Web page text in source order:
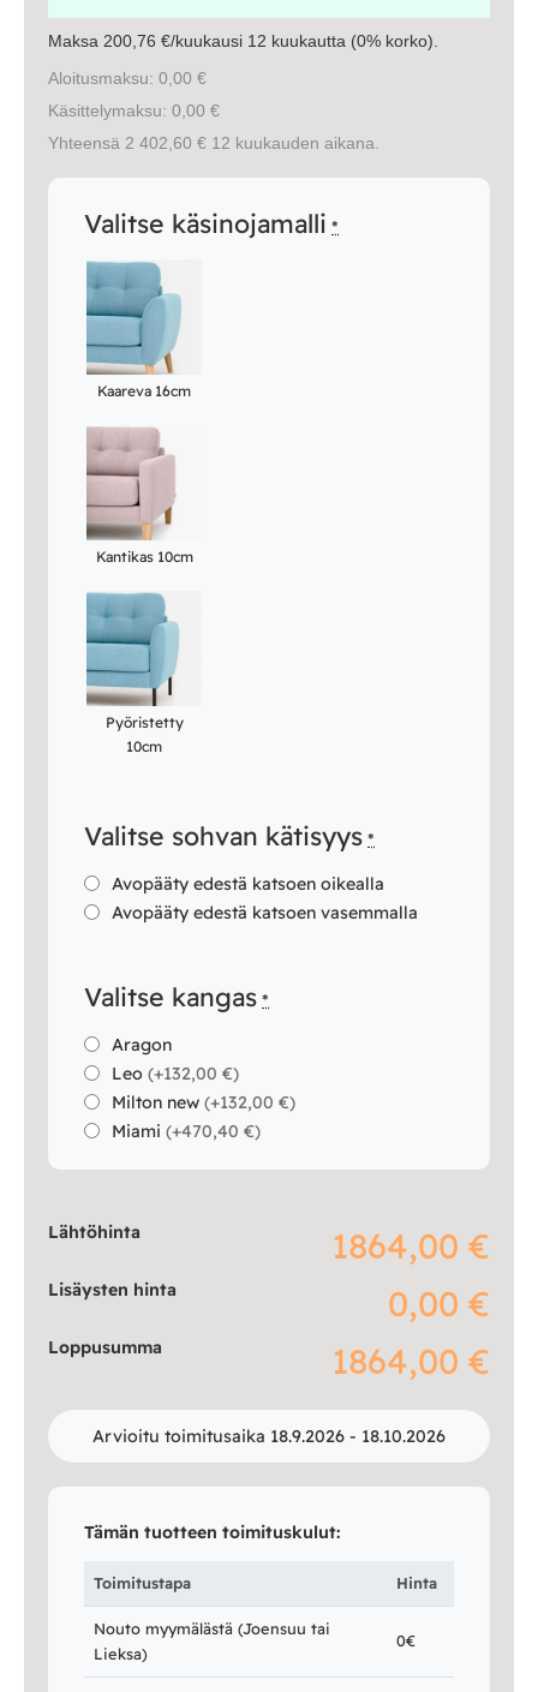
Maksa 200,76 €/kuukausi 12 kuukautta (0% korko).
Aloitusmaksu: 0,00 €
Käsittelymaksu: 0,00 €
Yhteensä 2 402,60 € 12 kuukauden aikana.
Valitse käsinojamalli *
Kaareva 16cm
Kantikas 10cm
Pyöristetty
10cm
Valitse sohvan kätisyys *
Avopääty edestä katsoen oikealla
Avopääty edestä katsoen vasemmalla
Valitse kangas *
Aragon
Leo (+132,00 €)
Milton new (+132,00 €)
Miami (+470,40 €)
Lähtöhinta 1864,00 €
Lisäysten hinta 0,00 €
Loppusumma 1864,00 €
Arvioitu toimitusaika 18.9.2026 - 18.10.2026
Tämän tuotteen toimituskulut:
Toimitustapa Hinta
Nouto myymälästä (Joensuu tai
Lieksa)
0€